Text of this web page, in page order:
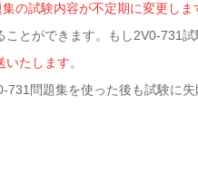
の試験内容が不定期に変更しま
ことができます。もし2V0-731
いたします。
731問題集を使った後も試験に